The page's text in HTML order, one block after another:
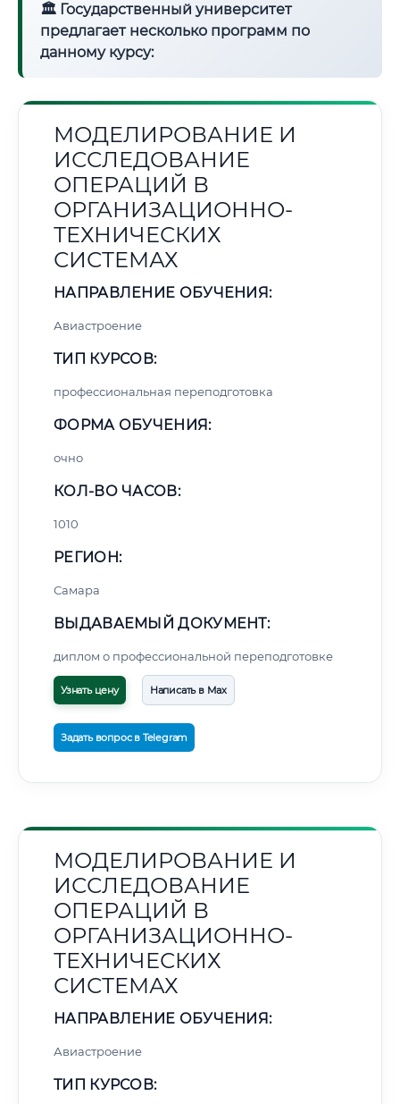
🏛 Государственный университет
предлагает несколько программ по
данному курсу:
МОДЕЛИРОВАНИЕ И
ИССЛЕДОВАНИЕ
ОПЕРАЦИЙ В
ОРГАНИЗАЦИОННО-
ТЕХНИЧЕСКИХ
СИСТЕМАХ
НАПРАВЛЕНИЕ ОБУЧЕНИЯ:
Авиастроение
ТИП КУРСОВ:
профессиональная переподготовка
ФОРМА ОБУЧЕНИЯ:
очно
КОЛ-ВО ЧАСОВ:
1010
РЕГИОН:
Самара
ВЫДАВАЕМЫЙ ДОКУМЕНТ:
диплом о профессиональной переподготовке
Узнать цену Написать в Max
Задать вопрос в Telegram
МОДЕЛИРОВАНИЕ И
ИССЛЕДОВАНИЕ
ОПЕРАЦИЙ В
ОРГАНИЗАЦИОННО-
ТЕХНИЧЕСКИХ
СИСТЕМАХ
НАПРАВЛЕНИЕ ОБУЧЕНИЯ:
Авиастроение
ТИП КУРСОВ: